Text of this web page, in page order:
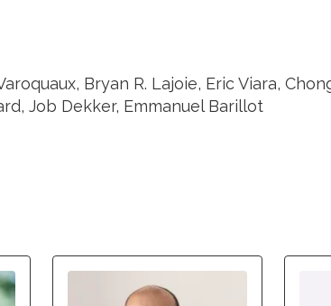
Bryan R. Lajoie, Eric Viara,
Job Dekker, Emmanuel Barillot